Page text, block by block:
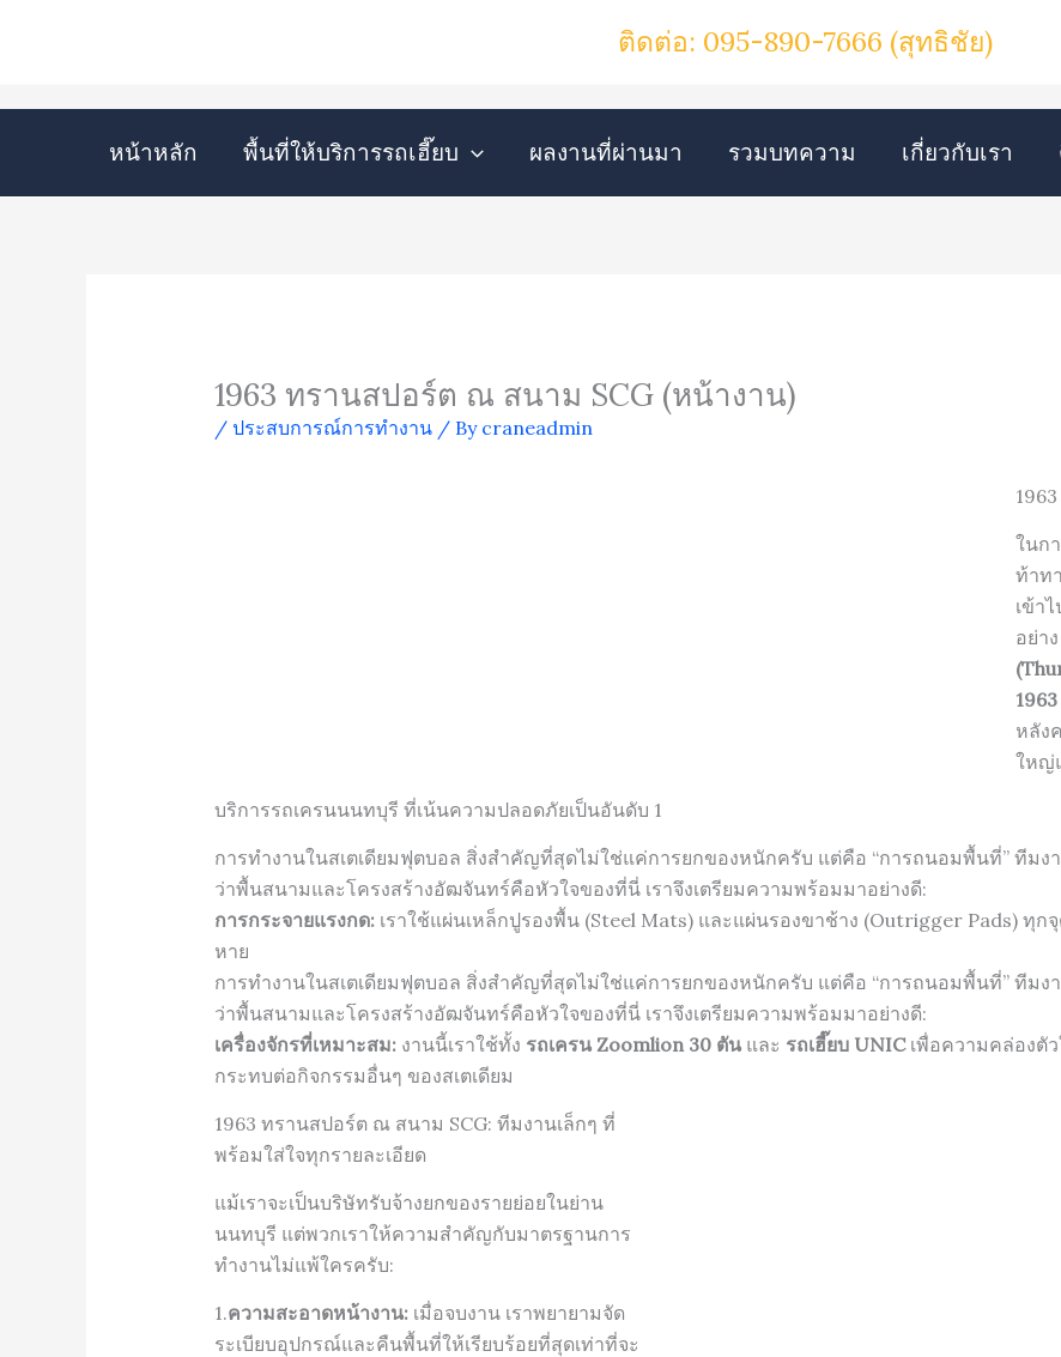
ติดต่อ: 095-890-7666 (สุทธิชัย)
หน้าหลัก พื้นที่ให้บริการรถเฮี๊ยบ ผลงานที่ผ่านมา รวมบทความ เกี่ยวกับเรา
1963 ทรานสปอร์ต ณ สนาม SCG (หน้างาน)
/ ประสบการณ์การทำงาน/ By craneadmin
ในก
ท้าท
เข้า
อย่าง
หลัง
ใหญ่
บริการรถเครนนนทบุรี ที่เน้นความปลอดภัยเป็นอันดับ 1
การทำงานในสเตเดียมฟุตบอล สิ่งสำคัญที่สุดไม่ใช่แค่การยกของหนักครับ แต่คือ “การถนอมพื้นที่” ทีมง
ว่าพื้นสนามและโครงสร้างอัฒจันทร์คือหัวใจของที่นี่ เราจึงเตรียมความพร้อมมาอย่างดี:
การกระจายแรงกด:เราใช้แผ่นเหล็กปูรองพื้น (Steel Mats) และแผ่นรองขาช้าง (Outrigger Pads) ทุ
หาย
การทำงานในสเตเดียมฟุตบอล สิ่งสำคัญที่สุดไม่ใช่แค่การยกของหนักครับ แต่คือ “การถนอมพื้นที่” ทีมง
ว่าพื้นสนามและโครงสร้างอัฒจันทร์คือหัวใจของที่นี่ เราจึงเตรียมความพร้อมมาอย่างดี:
เครื่องจักรที่เหมาะสม:งานนี้เราใช้ทั้ง รถเครน Zoomlion 30 ตันและ รถเฮี๊ยบ UNICเพื่อความคล่องตัว
กระทบต่อกิจกรรมอื่นๆ ของสเตเดียม
1963 ทรานสปอร์ต ณ สนาม SCG: ทีมงานเล็กๆ ที่
พร้อมใส่ใจทุกรายละเอียด
แม้เราจะเป็นบริษัทรับจ้างยกของรายย่อยในย่าน
นนทบุรี แต่พวกเราให้ความสำคัญกับมาตรฐานการ
ทำงานไม่แพ้ใครครับ:
1.ความสะอาดหน้างาน:เมื่อจบงาน เราพยายามจัด
ระเบียบอุปกรณ์และคืนพื้นที่ให้เรียบร้อยที่สุดเท่าที่จะ